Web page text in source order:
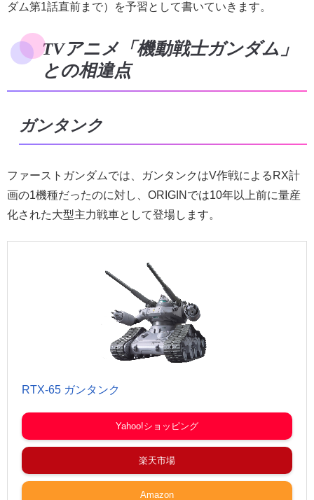
ダム第1話直前まで）を予習として書いていきます。
TVアニメ「機動戦士ガンダム」
との相違点
ガンタンク
ファーストガンダムでは、ガンタンクはV作戦によるRX計
画の1機種だったのに対し、ORIGINでは10年以上前に量産
化された大型主力戦車として登場します。
RTX-65 ガンタンク
Yahoo!ショッピング
楽天市場
Amazon